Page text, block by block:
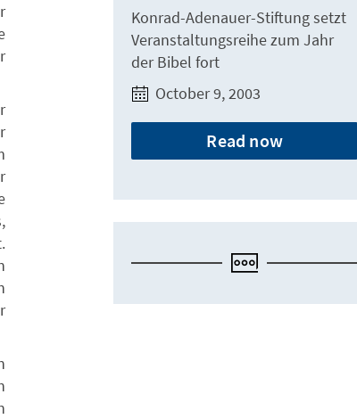
Konrad-Adenauer-Stiftung setzt
Veranstaltungsreihe zum Jahr
der Bibel fort
October 9, 2003
Read now